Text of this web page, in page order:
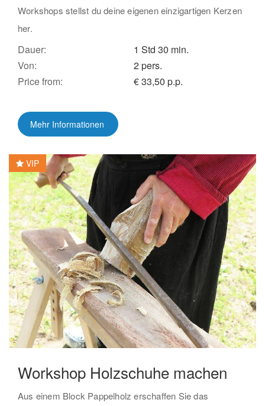
Workshops stellst du deine eigenen einzigartigen Kerzen
her.
Dauer: 1 Std 30 min.
Von:
2 pers.
Price from:
€ 33,50 p.p.
Mehr Informationen
VIP
Workshop Holzschuhe machen
Aus einem Block Pappelholz erschaffen Sie das